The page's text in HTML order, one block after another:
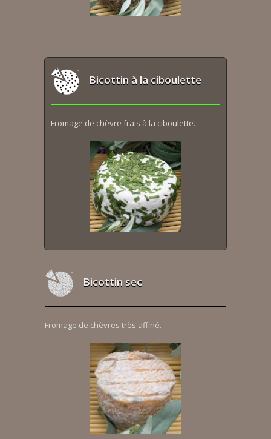
Bicottin à la ciboulette
Fromage de chèvre frais à la ciboulette.
Bicottin sec
Fromage de chèvres très affiné.